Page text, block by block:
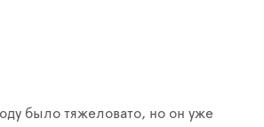
было тяжеловато, но он уже